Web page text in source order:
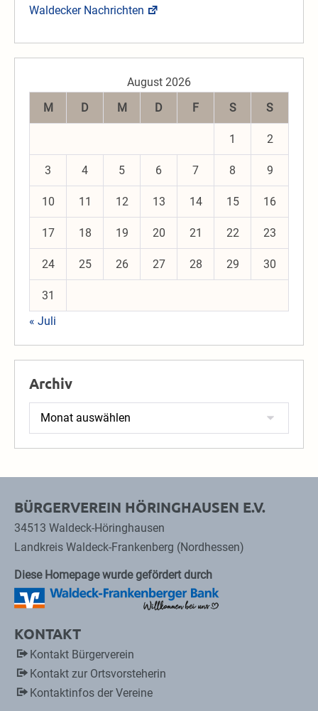
Waldecker Nachrichten
August 2026
M
D M D F S S
1 2
3 4 5 6 7 8 9
10 11 12 13 14 15 16
17 18 19 20 21 22 23
24 25 26 27 28 29 30
31
« Juli
Archiv
Archiv
BÜRGERVEREIN HÖRINGHAUSEN E.V.
34513 Waldeck-Höringhausen
Landkreis Waldeck-Frankenberg (Nordhessen)
Diese Homepage wurde gefördert durch
KONTAKT
Kontakt Bürgerverein
Kontakt zur Ortsvorsteherin
Kontaktinfos der Vereine